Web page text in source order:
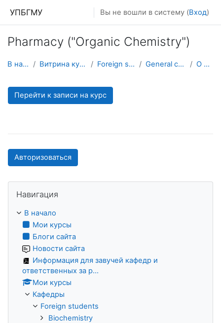
УПБГМУ Вы не вошли в систему (Вход)
Pharmacy ("Organic Chemistry")
В начало Витрина курсов 3KL Foreign students General chemistry О курсе
Перейти к записи на курс
Авторизоваться
Навигация
В начало
Мои курсы
Блоги сайта
Новости сайта
Информация для завучей кафедр и
ответственных за р...
Мои курсы
Кафедры
Foreign students
Biochemistry